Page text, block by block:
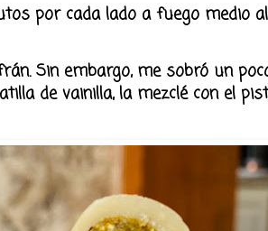
por cada lado a fuego medio
Sin embargo, me sobró un
de vainilla, la mezclé con el